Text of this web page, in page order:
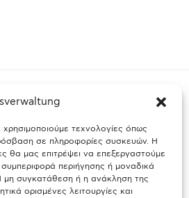
τεχνολογίες όπως
σε πληροφορίες συσκευών. Η
θα μας επιτρέψει να επεξεργαστούμε
περιήγησης ή μοναδικά
μη συγκατάθεση ή η ανάκληση της
ορισμένες λειτουργίες και
το Μόναχο: Κίνδυνος από τους
και τις καταιγίδες